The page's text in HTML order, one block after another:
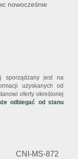
nowocześnie
sporządzany jest na
uzyskanych od
oferty określonej
odbiegać od stanu
CNI-MS-872